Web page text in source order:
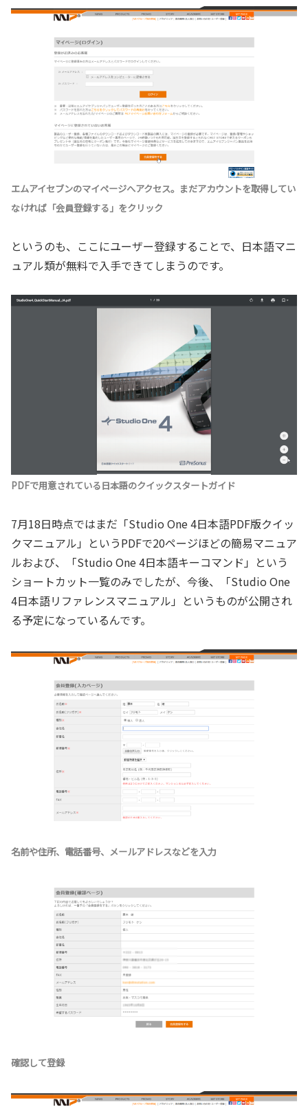
エムアイセブンのマイページへアクセス。まだアカウントを取得してい
なければ「会員登録する」をクリック
というのも、ここにユーザー登録することで、日本語マニ
ュアル類が無料で入手できてしまうのです。
PDFで用意されている日本語のクイックスタートガイド
7月18日時点ではまだ「Studio One 4日本語PDF版クイッ
クマニュアル」というPDFで20ページほどの簡易マニュア
ルおよび、「Studio One 4日本語キーコマンド」という
ショートカット一覧のみでしたが、今後、「Studio One
4日本語リファレンスマニュアル」というものが公開され
る予定になっているんです。
名前や住所、電話番号、メールアドレスなどを入力
確認して登録